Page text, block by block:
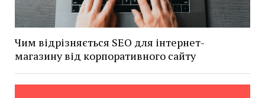
Чим відрізняється SEO для інтернет-
магазину від корпоративного сайту